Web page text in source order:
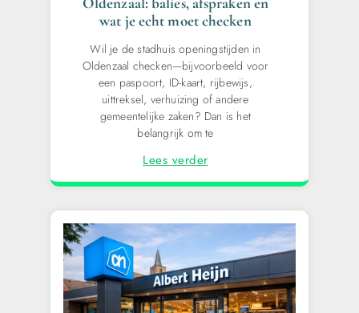
wat je echt moet checken
Wil je de stadhuis openingstijden in
Oldenzaal checken—bijvoorbeeld voor
een paspoort, ID-kaart, rijbewijs,
uittreksel, verhuizing of andere
gemeentelijke zaken? Dan is het
belangrijk om te
Lees verder